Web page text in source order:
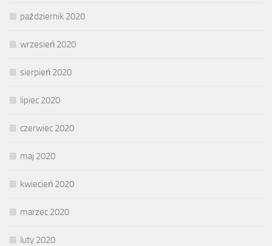
październik 2020
wrzesień 2020
sierpień 2020
lipiec 2020
czerwiec 2020
maj 2020
kwiecień 2020
marzec 2020
luty 2020